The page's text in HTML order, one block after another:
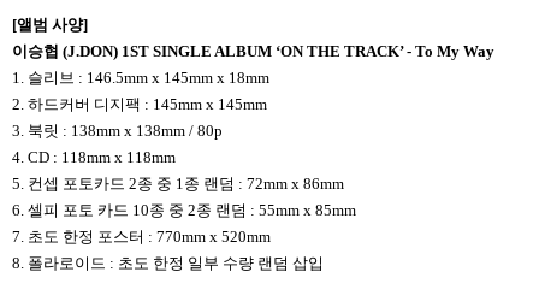
[앨범 사양]
이승협 (J.DON) 1ST SINGLE ALBUM ‘ON THE TRACK’ - To My Way
1. 슬리브 : 146.5mm x 145mm x 18mm
2. 하드커버 디지팩 : 145mm x 145mm
3. 북릿 : 138mm x 138mm / 80p
4. CD : 118mm x 118mm
5. 컨셉 포토카드 2종 중 1종 랜덤 : 72mm x 86mm
6. 셀피 포토 카드 10종 중 2종 랜덤 : 55mm x 85mm
7. 초도 한정 포스터 : 770mm x 520mm
8. 폴라로이드 : 초도 한정 일부 수량 랜덤 삽입